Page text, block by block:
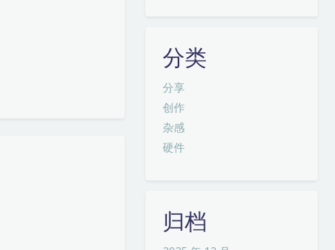
分类
分享
创作
杂感
硬件
归档